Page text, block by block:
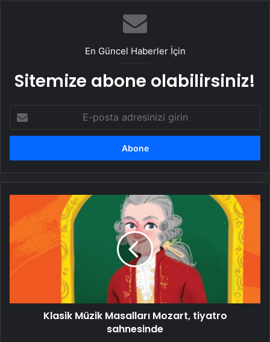
Manisa’da 8 ton mesir macunu halka
En Güncel Haberler İçin
Sitemize abone olabilirsiniz!
posta
adresinizi
Masalları
Klasik Müzik Masalları Mozart, tiyatro
sahnesinde